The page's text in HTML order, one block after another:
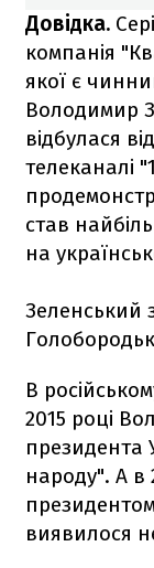
Довідка.
компанія
якої є
Володимир
відбулася
телеканалі
став
на
Зеленський
В
2015 році
президента
народу". А в
виявилося